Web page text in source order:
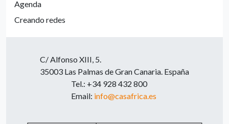
Agenda
Creando redes
C/ Alfonso XIII, 5.
35003 Las Palmas de Gran Canaria. España
Tel.: +34 928 432 800
Email: info@casafrica.es